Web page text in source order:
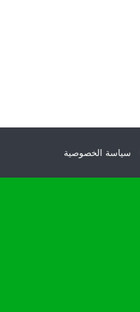
سياسة الخصوصية